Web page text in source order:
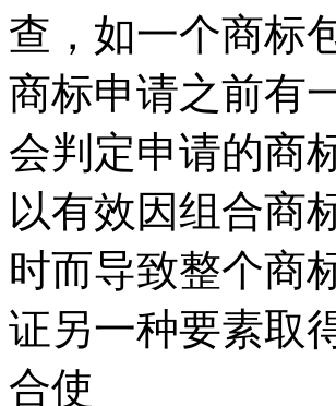
查，如一个商标
商标申请之前有
会判定申请的商
以有效因组合商
时而导致整个商
证另一种要素取
合使